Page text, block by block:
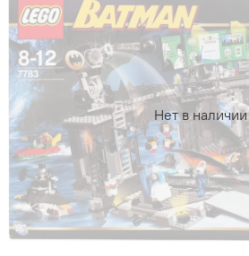
Нет в наличии